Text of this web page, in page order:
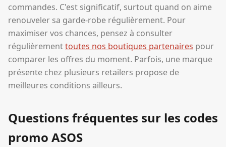
commandes. C'est significatif, surtout quand on aime
renouveler sa garde-robe régulièrement. Pour
maximiser vos chances, pensez à consulter
régulièrementtoutes nos boutiques partenaires pour
comparer les offres du moment. Parfois, une marque
présente chez plusieurs retailers propose de
meilleures conditions ailleurs.
Questions fréquentes sur les codes
promo ASOS